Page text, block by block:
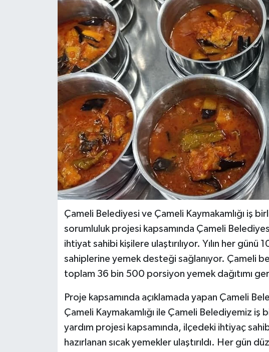
Çameli Belediyesi ve Çameli Kaymakamlığı iş
sorumluluk projesi kapsamında Çameli
ihtiyat sahibi kişilere ulaştırılıyor. Yılın her
sahiplerine yemek desteği sağlanıyor. Çameli
toplam 36 bin 500 porsiyon yemek dağıtımı
Proje kapsamında açıklamada yapan Çameli
Çameli Kaymakamlığı ile Çameli Belediyemiz iş
yardım projesi kapsamında, ilçedeki ihtiyaç
hazırlanan sıcak yemekler ulaştırıldı. Her gün
ÖZEL HABER
RESMİ REKLAM